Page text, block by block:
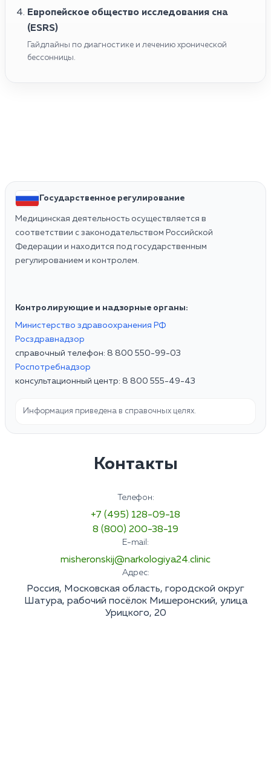
Европейское общество исследования сна
(ESRS)
Гайдлайны по диагностике и лечению хронической
бессонницы.
Государственное регулирование
Медицинская деятельность осуществляется в
соответствии с законодательством Российской
Федерации и находится под государственным
регулированием и контролем.
Контролирующие и надзорные органы:
Министерство здравоохранения РФ
Росздравнадзор
справочный телефон: 8 800 550-99-03
Роспотребнадзор
консультационный центр: 8 800 555-49-43
Информация приведена в справочных целях.
Контакты
Телефон:
+7 (495) 128-09-18
8 (800) 200-38-19
E-mail:
misheronskij@narkologiya24.clinic
Адрес:
Россия, Московская область, городской округ
Шатура, рабочий посёлок Мишеронский, улица
Урицкого, 20